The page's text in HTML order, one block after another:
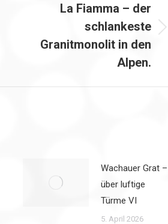
Beitrag:
La Fiamma – der
schlankeste
Granitmonolit in den
Alpen.
Wachauer Grat –
über luftige
Türme VI
5. April 2026